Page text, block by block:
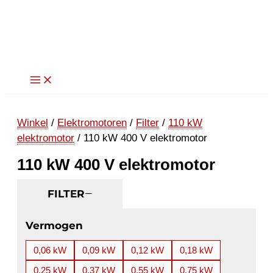
Winkel / Elektromotoren / Filter / 110 kW
elektromotor / 110 kW 400 V elektromotor
110 kW 400 V elektromotor
FILTER
Vermogen
0,06 kW 0,09 kW 0,12 kW
0,18 kW
0,25 kW
0,37 kW 0,55 kW
0,75 kW